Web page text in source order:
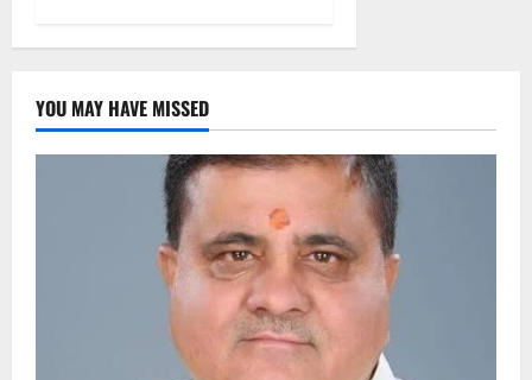
YOU MAY HAVE MISSED